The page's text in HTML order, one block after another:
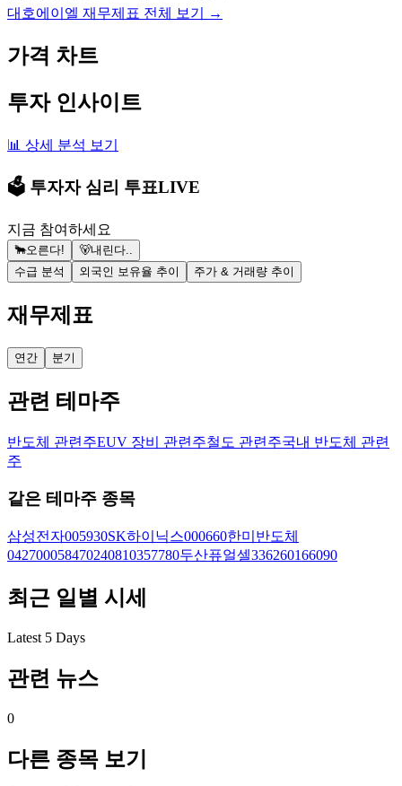
대호에이엘 재무제표 전체 보기 →
가격 차트
투자 인사이트
📊 상세 분석 보기
🗳️ 투자자 심리 투표LIVE
지금 참여하세요
🐂오른다! 🐻내린다..
수급 분석
외국인 보유율 추이 주가 & 거래량 추이
재무제표
연간 분기
관련 테마주
반도체 관련주EUV 장비 관련주철도 관련주국내 반도체 관련
주
같은 테마주 종목
삼성전자005930SK하이닉스000660한미반도체
042700058470240810357780두산퓨얼셀336260166090
최근 일별 시세
Latest 5 Days
관련 뉴스
0
다른 종목 보기